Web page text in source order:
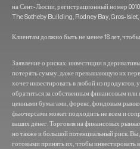
на Сент-Люсии, регистрационный номер
The Sotheby Building, Rodney Bay, Gros-
Клиентам должно быть не менее 18 лет,
Заявление о рисках: инвестиции в
потерять сумму, даже превышающую их
хочет инвестировать в любой из
обратиться за собственным финансовым
ценными бумагами, форекс, фондовым
фьючерсами может подходить не всем и
ваших денег. Торговля на финансовых
но также и большой потенциальный риск.
готовыми принять их, чтобы инвестировать